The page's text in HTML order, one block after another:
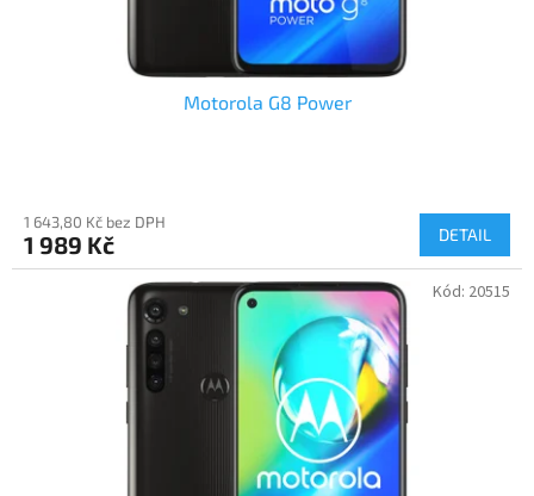
Motorola G8 Power
1 643,80 Kč bez DPH
1 989 Kč DETAIL
Kód: 20515